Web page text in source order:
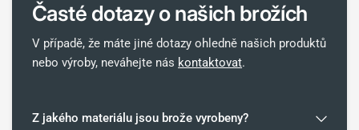
Časté dotazy o našich brožích
V případě, že máte jiné dotazy ohledně našich produktů
nebo výroby, neváhejte nás kontaktovat.
Z jakého materiálu jsou brože vyrobeny?